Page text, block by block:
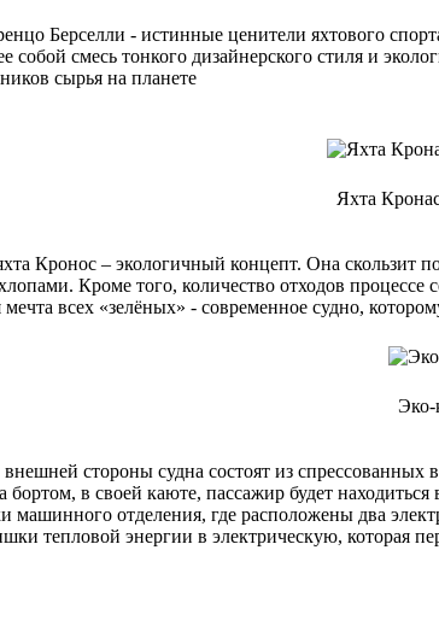
Берселли - истинные ценители яхтового
собой смесь тонкого дизайнерского стиля и
сырья на планете
Яхта
Кронос – экологичный концепт. Она скользит
Кроме того, количество отходов процессе
всех «зелёных» - современное судно,
Эко-
стороны судна состоят из
бортом, в своей каюте, пассажир будет
машинного отделения, где расположены два
тепловой энергии в электрическую, которая